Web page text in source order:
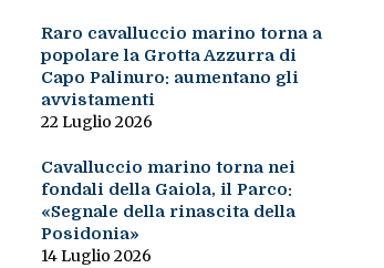
Raro cavalluccio marino torna a
popolare la Grotta Azzurra di
Capo Palinuro: aumentano gli
avvistamenti
22 Luglio 2026
Cavalluccio marino torna nei
fondali della Gaiola, il Parco:
«Segnale della rinascita della
Posidonia»
14 Luglio 2026